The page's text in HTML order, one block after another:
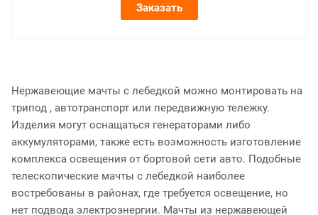
Заказать
Нержавеющие мачты с лебедкой можно монтировать на
трипод , автотранспорт или передвижную тележку.
Изделия могут оснащаться генераторами либо
аккумуляторами, также есть возможность изготовление
комплекса освещения от бортовой сети авто. Подобные
телескопические мачты с лебедкой наиболее
востребованы в районах, где требуется освещение, но
нет подвода электроэнергии. Мачты из нержавеющей